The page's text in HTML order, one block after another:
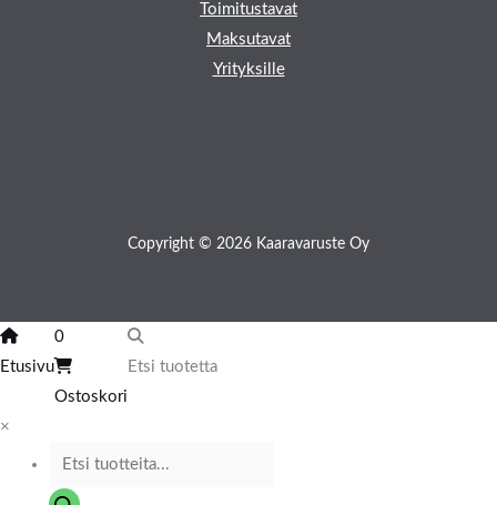
Toimitustavat
Maksutavat
Yrityksille
Copyright © 2026 Kaaravaruste Oy
Etusivu
0
Ostoskori
Etsi tuotetta
×